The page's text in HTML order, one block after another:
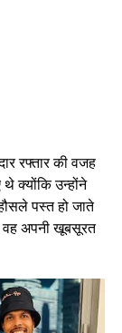
रफ्तार की वजह
क्योंकि उन्होंने
पस्त हो जाते
वह अपनी खूबसूरत